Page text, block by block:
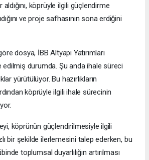
köprüyle ilgili güçlendirme
ve proje safhasının sona erdiğini
dosya, İBB Altyapı Yatırımları
edilmiş durumda. Şu anda ihale süreci
yürütülüyor. Bu hazırlıkların
köprüyle ilgili ihale sürecinin
köprünün güçlendirilmesiyle ilgili
bir şekilde ilerlemesini talep ederken, bu
toplumsal duyarlılığın artırılması